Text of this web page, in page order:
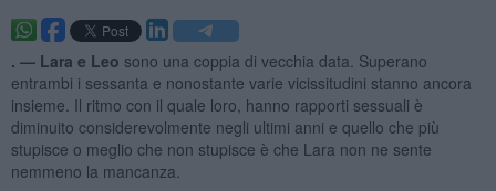
. — Lara e Leo sono una coppia di vecchia data. Superano
entrambi i sessanta e nonostante varie vicissitudini stanno ancora
insieme. Il ritmo con il quale loro, hanno rapporti sessuali è
diminuito considerevolmente negli ultimi anni e quello che più
stupisce o meglio che non stupisce è che Lara non ne sente
nemmeno la mancanza.